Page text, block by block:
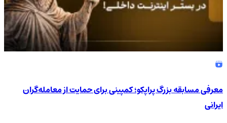
معرفی مسابقه بزرگ پراپکو؛ کمپینی برای حمایت از معامله‌گران
ایرانی